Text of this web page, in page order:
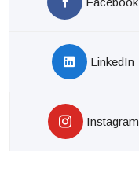
LinkedIn
Instagram